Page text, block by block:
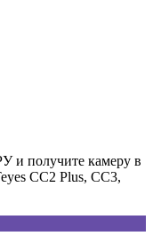
получите камеру в
CC2 Plus, CC3,